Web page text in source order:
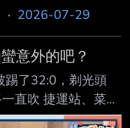
Sent from JPTT
· 2026-07-29
意外的吧？
踢了32:0，剃光頭
直吹 捷運站、菜市
為踢個10分穩的 結